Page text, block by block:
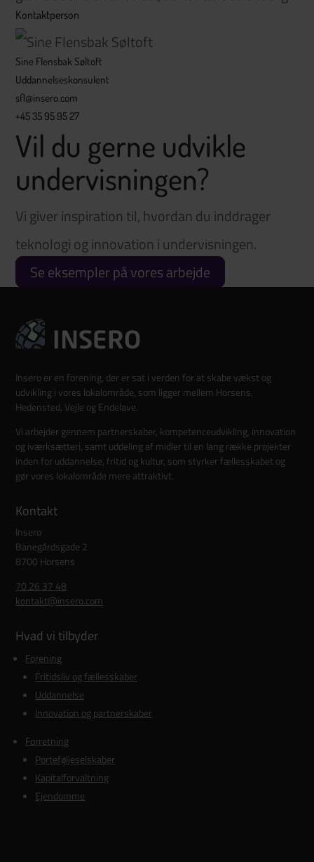
Kontaktperson
Sine Flensbak Søltoft
Uddannelseskonsulent
sfl@insero.com
+45 35 95 95 27
Vil du gerne udvikle
undervisningen?
Vi giver inspiration til, hvordan du inddrager
teknologi og innovation i undervisningen.
Se eksempler på vores arbejde
Insero er en forening, der er sat i verden for at skabe vækst og
udvikling i vores lokalområde, som ligger mellem Horsens,
Hedensted, Vejle og Endelave.
Vi arbejder gennem partnerskaber, kompetenceudvikling, innovation
og iværksætteri, samt uddeling af midler til en lang række projekter
inden for uddannelse, fritid og kultur, som styrker fællesskabet og
gør vores lokalområde mere attraktivt.
Kontakt
Insero
Banegårdsgade 2
8700 Horsens
70 26 37 48
kontakt@insero.com
Hvad vi tilbyder
Forening
Fritidsliv og fællesskaber
Uddannelse
Innovation og partnerskaber
Forretning
Porteføljeselskaber
Kapitalforvaltning
Ejendomme